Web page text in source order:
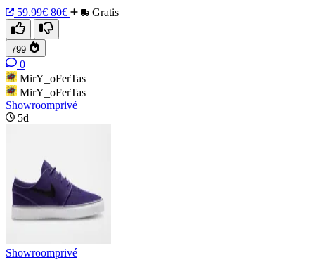
59.99€ 80€ Gratis
799
0
MirY_oFerTas
MirY_oFerTas
Showroomprivé
5d
Showroomprivé